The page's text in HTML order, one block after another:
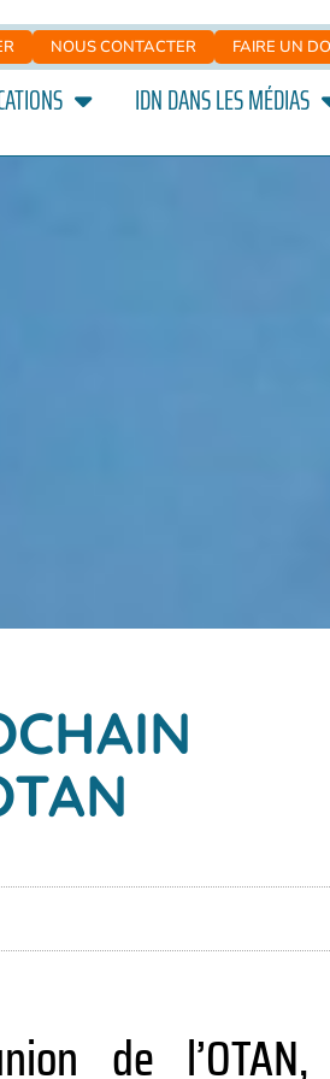
NOUS CONTACTER FAIRE UN
IDN DANS LES MÉDIAS
de